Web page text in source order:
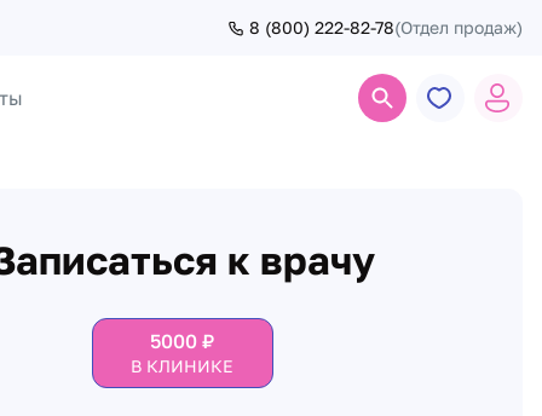
8 (800) 222-82-78(Отдел продаж)
к врачу
5000 ₽
В КЛИНИКЕ